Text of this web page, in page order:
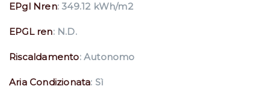
EPgl Nren: 349.12 kWh/m2
EPGL ren: N.D.
Riscaldamento: Autonomo
Aria Condizionata: Sì